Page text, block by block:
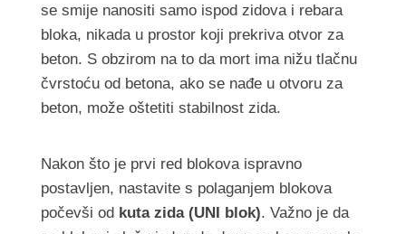
se smije nanositi samo ispod zidova i rebara
bloka, nikada u prostor koji prekriva otvor za
beton. S obzirom na to da mort ima nižu tlačnu
čvrstoću od betona, ako se nađe u otvoru za
beton, može oštetiti stabilnost zida.
Nakon što je prvi red blokova ispravno
postavljen, nastavite s polaganjem blokova
počevši od kuta zida (UNI blok). Važno je da